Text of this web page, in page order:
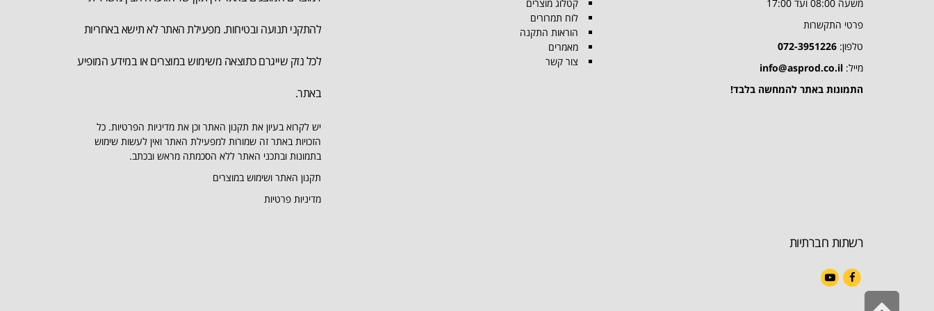
משעה 08:00 ועד 17:00
פרטי התקשרות
טלפון: 072-3951226
מייל: info@asprod.co.il
התמונות באתר להמחשה בלבד!
קטלוג מוצרים
לוח תמרורים
הוראות התקנה
מאמרים
צור קשר
להתקני תנועה ובטיחות. מפעילת האתר לא תישא באחריות
לכל נזק שייגרם כתוצאה משימוש במוצרים או במידע המופיע
באתר.
יש לקרוא בעיון את תקנון האתר וכן את מדיניות הפרטיות. כל
הזכויות באתר זה שמורות למפעילת האתר ואין לעשות שימוש
בתמונות ובתכני האתר ללא הסכמתה מראש ובכתב.
תקנון האתר ושימוש במוצרים
מדיניות פרטיות
רשתות חברתיות